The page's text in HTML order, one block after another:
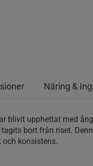
Näring &
blivit upphettat med
bort från riset.
konsistens.